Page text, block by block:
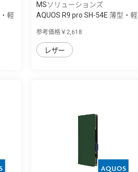
軽
MSソリューションズ
AQUOS R9 pro SH-54E 薄型・軽
参考価格￥2,618
レザー